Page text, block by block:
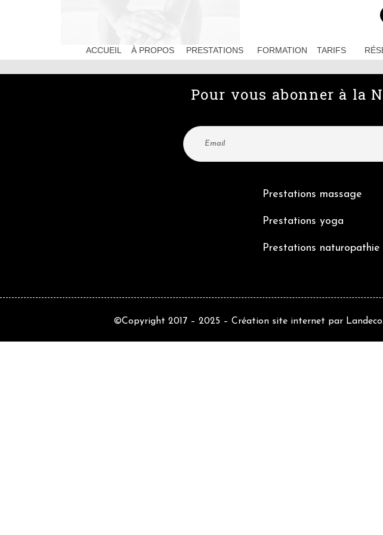
ACCUEIL À PROPOS PRESTATIONS FORMATION TARIFS
Pour vous abonner à la
Prestations massage
Prestations yoga
Prestations naturopathie
©Copyright 2017 – 2025 – Création site internet par